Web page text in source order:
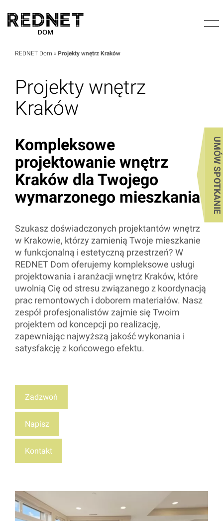
UMÓW SPOTKANIE
REDNET Dom » Projekty wnętrz Kraków
Projekty wnętrz
Kraków
Kompleksowe
projektowanie wnętrz
Kraków dla Twojego
wymarzonego mieszkania
Szukasz doświadczonych projektantów wnętrz
w Krakowie, którzy zamienią Twoje mieszkanie
w funkcjonalną i estetyczną przestrzeń? W
REDNET Dom oferujemy kompleksowe usługi
projektowania i aranżacji wnętrz Kraków, które
uwolnią Cię od stresu związanego z koordynacją
prac remontowych i doborem materiałów. Nasz
zespół profesjonalistów zajmie się Twoim
projektem od koncepcji po realizację,
zapewniając najwyższą jakość wykonania i
satysfakcję z końcowego efektu.
Zadzwoń
Napisz
Kontakt